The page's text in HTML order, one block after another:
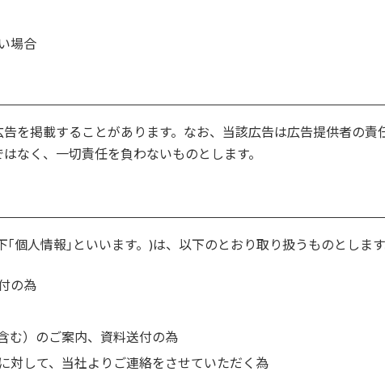
場合
を掲載することがあります。なお、当該広告は広告提供者の責
なく、一切責任を負わないものとします。
人情報｣といいます。)は、以下のとおり取り扱うものとします
の為
む）のご案内、資料送付の為
対して、当社よりご連絡をさせていただく為